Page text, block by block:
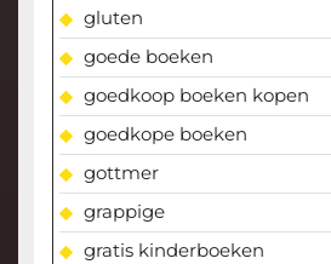
gluten
goede boeken
goedkoop boeken kopen
goedkope boeken
gottmer
grappige
gratis kinderboeken